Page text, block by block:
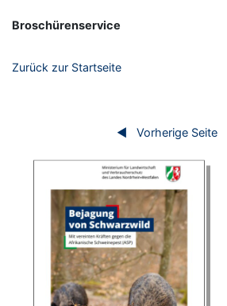
Broschürenservice
Zurück zur Startseite
Vorherige Seite